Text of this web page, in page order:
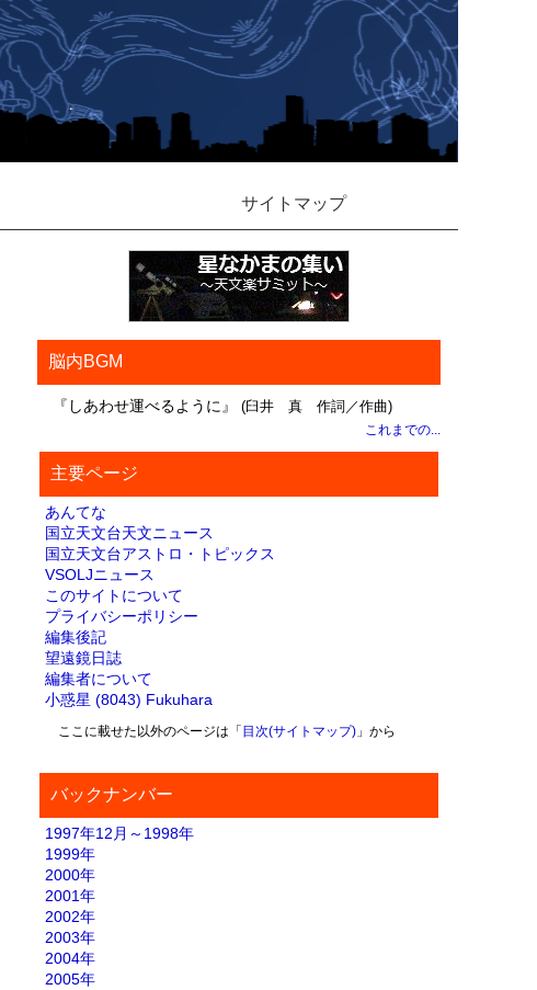
サイトマップ
脳内BGM
『しあわせ運べるように』 (臼井 真 作詞／作曲)
これまでの...
主要ページ
あんてな
国立天文台天文ニュース
国立天文台アストロ・トピックス
VSOLJニュース
このサイトについて
プライバシーポリシー
編集後記
望遠鏡日誌
編集者について
小惑星 (8043) Fukuhara
ここに載せた以外のページは「 目次(サイトマップ)」から
バックナンバー
1997年12月～1998年
1999年
2000年
2001年
2002年
2003年
2004年
2005年